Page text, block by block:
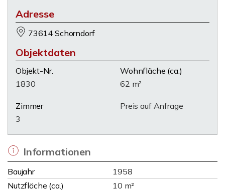
Adresse
73614 Schorndorf
Objektdaten
Objekt-Nr.
1830
Wohnfläche (ca.)
62 m²
Zimmer
3
Preis auf Anfrage
Informationen
Baujahr
1958
Nutzfläche (ca.)
10 m²